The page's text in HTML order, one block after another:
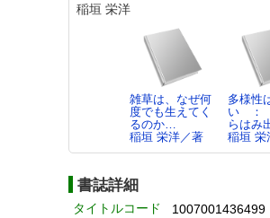
稲垣 栄洋
雑草は、なぜ何
度でも生えてく
るのか…
稲垣 栄洋／著
多様性
い ：
らはみ
稲垣 栄
書誌詳細
タイトルコード 1007001436499